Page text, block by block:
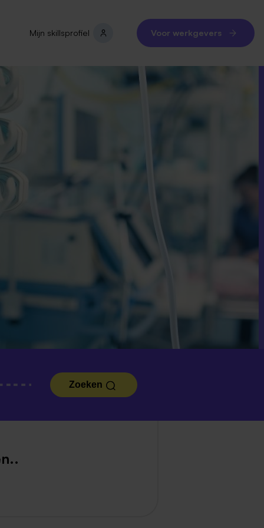
Mijn skillsprofiel Voor werkgevers
Zoeken